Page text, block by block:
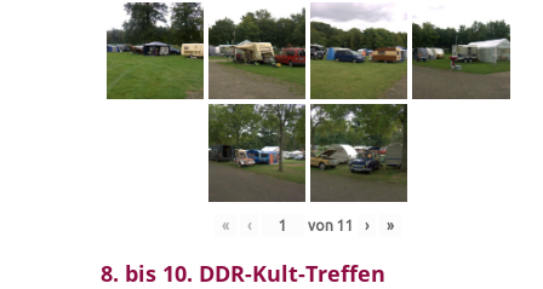
« ‹ von 11 › »
8. bis 10. DDR-Kult-Treffen